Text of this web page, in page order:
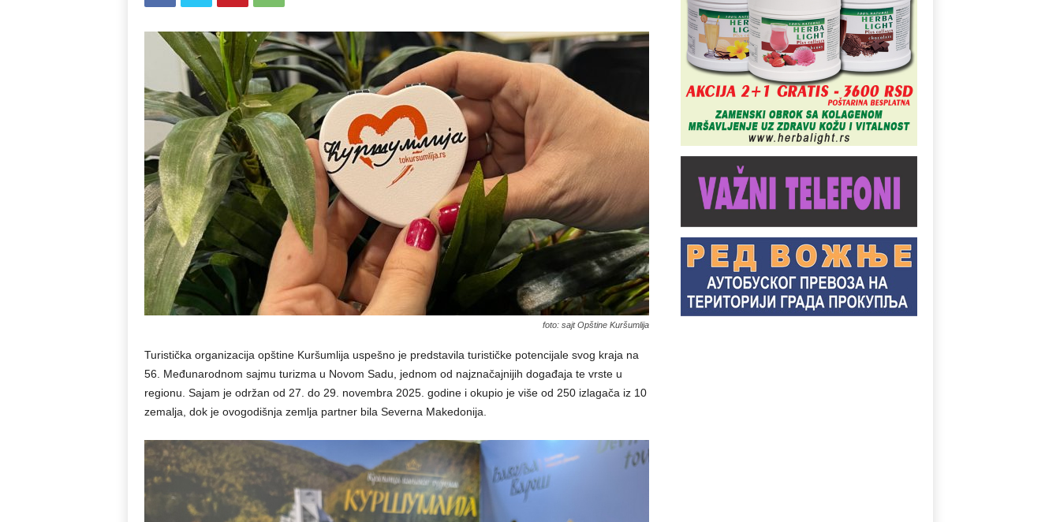
foto: sajt Opštine Kuršumlija
Turistička organizacija opštine Kuršumlija uspešno je predstavila turističke potencijale svog kraja na
56. Međunarodnom sajmu turizma u Novom Sadu, jednom od najznačajnijih događaja te vrste u
regionu. Sajam je održan od 27. do 29. novembra 2025. godine i okupio je više od 250 izlagača iz 10
zemalja, dok je ovogodišnja zemlja partner bila Severna Makedonija.